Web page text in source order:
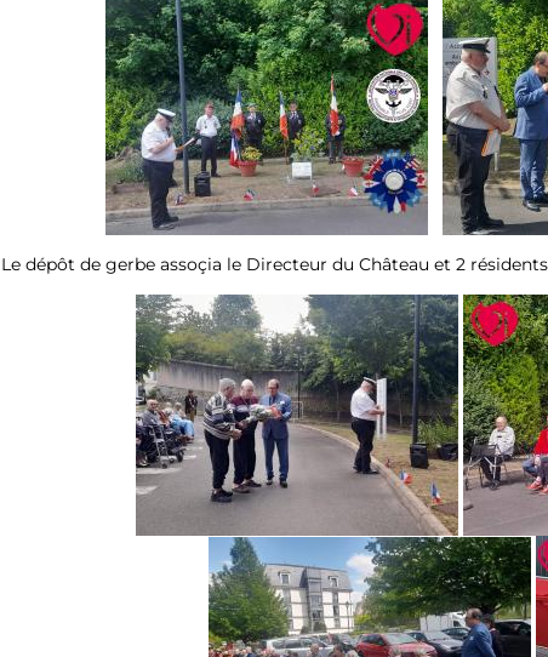
Le dépôt de gerbe assoçia le Directeur du Château et 2